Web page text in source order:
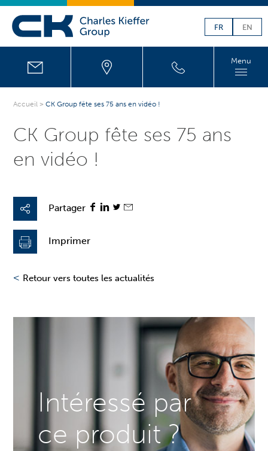
FR EN
Menu
Accueil >CK Group fête ses 75 ans en vidéo !
CK Group fête ses 75 ans
en vidéo !
Partager
Imprimer
< Retour vers toutes les actualités
Intéressé par
ce produit ?